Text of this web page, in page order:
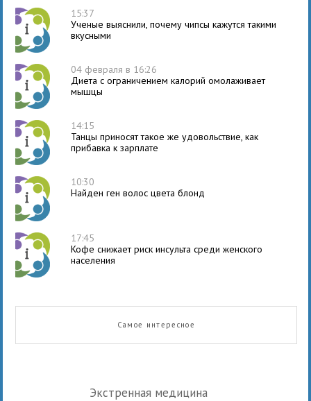
15:37
Ученые выяснили, почему чипсы кажутся такими
вкусными
04 февраля в 16:26
Диета с ограничением калорий омолаживает
мышцы
14:15
Танцы приносят такое же удовольствие, как
прибавка к зарплате
10:30
Найден ген волос цвета блонд
17:45
Кофе снижает риск инсульта среди женского
населения
Самое интересное
Экстренная медицина